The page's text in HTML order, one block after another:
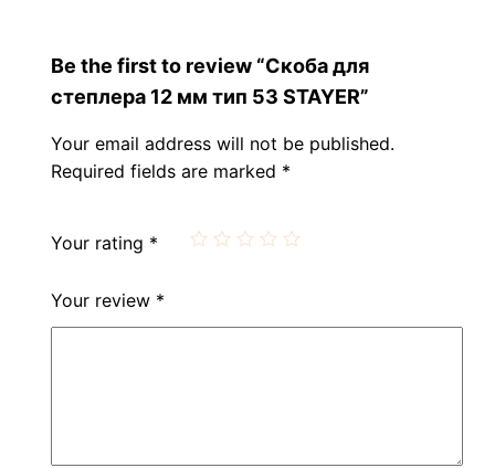
Be the first to review “Скоба для
степлера 12 мм тип 53 STAYER”
Your email address will not be published.
Required fields are marked *
Your rating *
Your review *